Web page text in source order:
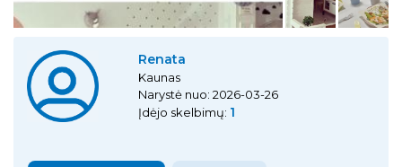
Renata
Kaunas
Narystė nuo: 2026-03-26
Įdėjo skelbimų: 1